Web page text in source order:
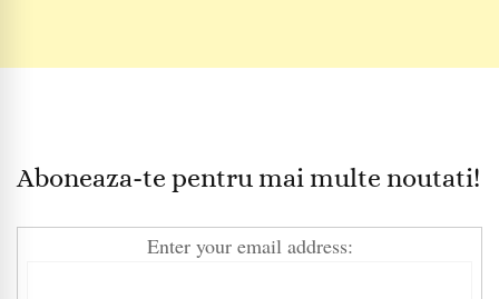
Aboneaza-te pentru mai multe noutati!
Enter your email address: